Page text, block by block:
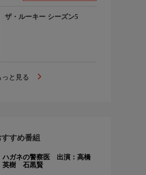
ザ・ルーキー シーズン5
っと見る
すめ番組
ハガネの警察医 出演：高橋
英樹 石黒賢